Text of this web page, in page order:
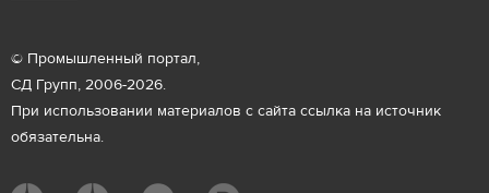
© Промышленный портал,
СД Групп, 2006-2026.
При использовании материалов с сайта ссылка на источник
обязательна.